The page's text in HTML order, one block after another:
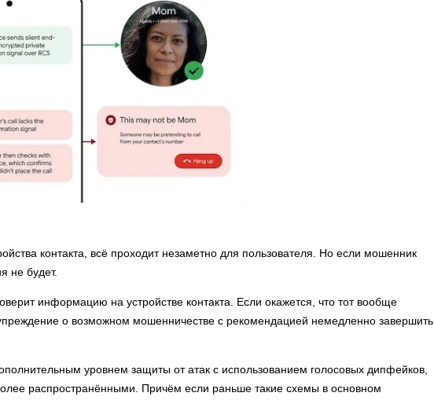
контакта, всё проходит незаметно для пользователя. Но если мошенник
не будет.
информацию на устройстве контакта. Если окажется, что тот вообще
о возможном мошенничестве с рекомендацией немедленно завершить
уровнем защиты от атак с использованием голосовых дипфейков,
распространёнными. Причём если раньше такие схемы в основном